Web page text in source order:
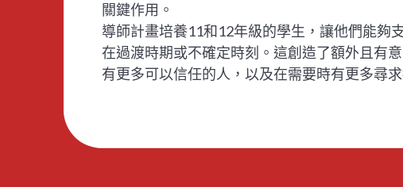
關鍵作用。
導師計畫培養11和12年級的學生，讓他們能夠
在過渡時期或不確定時刻。這創造了額外且有
有更多可以信任的人，以及在需要時有更多尋